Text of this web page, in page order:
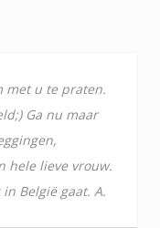
met u te praten.
Ga nu maar
hele lieve vrouw.
België gaat. A.